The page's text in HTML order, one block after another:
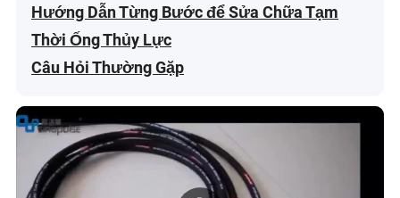
Hướng Dẫn Từng Bước để Sửa Chữa Tạm
Thời Ống Thủy Lực
Câu Hỏi Thường Gặp